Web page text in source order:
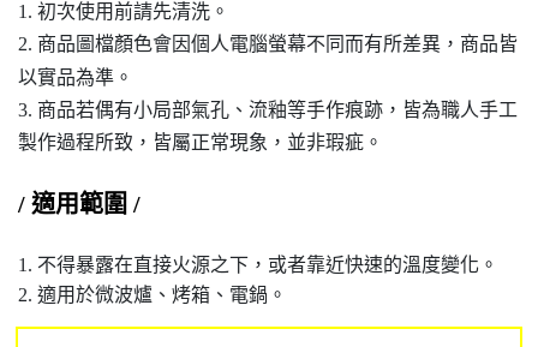
1. 初次使用前請先清洗。
2. 商品圖檔顏色會因個人電腦螢幕不同而有所差異，商品皆
以實品為準。
3. 商品若偶有小局部氣孔、流釉等手作痕跡，皆為職人手工
製作過程所致，皆屬正常現象，並非瑕疵。
/ 適用範圍 /
1. 不得暴露在直接火源之下，或者靠近快速的溫度變化。
2. 適用於微波爐、烤箱、電鍋。